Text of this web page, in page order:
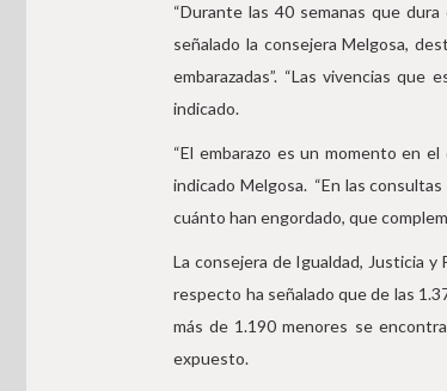
“Durante las 40 semanas que
señalado la consejera Melgosa,
embarazadas”. “Las vivencias
indicado.
“El embarazo es un momento en
indicado Melgosa. “En las
cuánto han engordado, que
La consejera de Igualdad, Justicia y
respecto ha señalado que de las
más de 1.190 menores se
expuesto.